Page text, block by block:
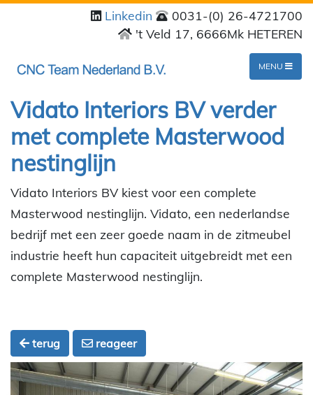
Linkedin
0031-(0) 26-4721700
't Veld 17, 6666Mk HETEREN
MENU
Vidato Interiors BV verder
met complete Masterwood
nestinglijn
Vidato Interiors BV kiest voor een complete
Masterwood nestinglijn. Vidato, een nederlandse
bedrijf met een zeer goede naam in de zitmeubel
industrie heeft hun capaciteit uitgebreidt met een
complete Masterwood nestinglijn.
terug reageer